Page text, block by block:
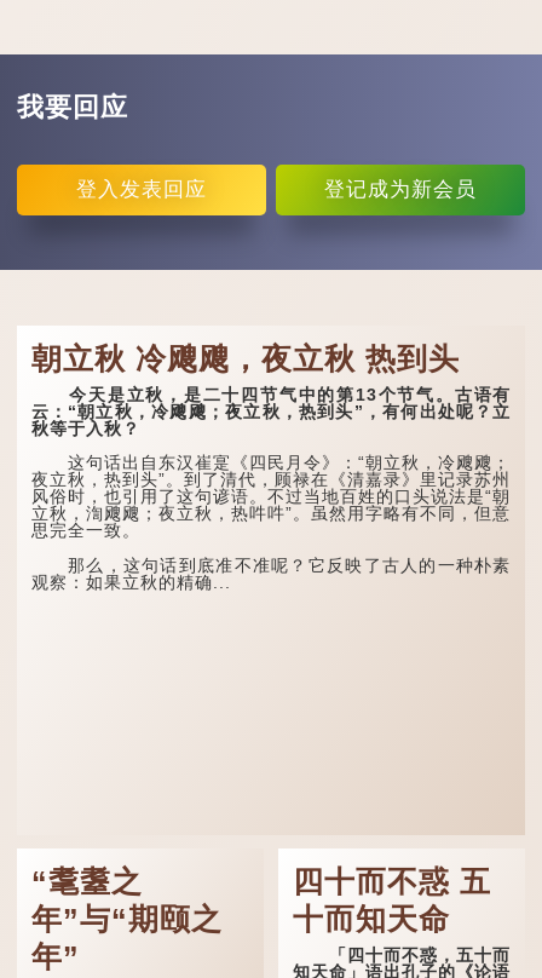
我要回应
登入 发表回应 登记成为新会员
朝立秋 冷飕飕，夜立秋 热到头
今天是立秋，是二十四节气中的第13个节气。古语有
云：“朝立秋，冷飕飕；夜立秋，热到头”，有何出处呢？立
秋等于入秋？
这句话出自东汉崔寔《四民月令》：“朝立秋，冷飕飕；
夜立秋，热到头”。到了清代，顾禄在《清嘉录》里记录苏州
风俗时，也引用了这句谚语。不过当地百姓的口头说法是“朝
立秋，渹飕飕；夜立秋，热吽吽”。虽然用字略有不同，但意
思完全一致。
那么，这句话到底准不准呢？它反映了古人的一种朴素
观察：如果立秋的精确...
“耄耋之
年”与“期颐之
年”
四十而不惑 五
十而知天命
「四十而不惑，五十而
知天命」语出孔子的《论语